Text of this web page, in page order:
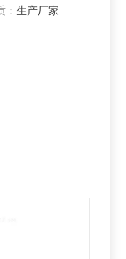
：生产厂家